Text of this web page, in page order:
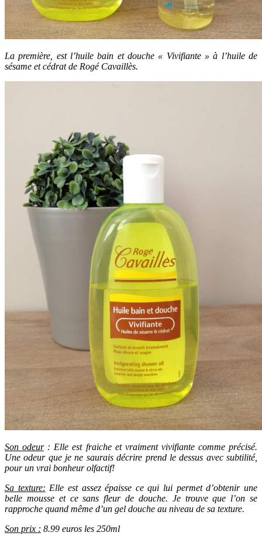
La première, est l’huile bain et douche « Vivifiante » à l’huile de
sésame et cédrat de Rogé Cavaillès.
Son odeur: Elle est fraiche et vraiment vivifiante comme précisé.
Une odeur que je ne saurais décrire prend le dessus avec subtilité,
pour un vrai bonheur olfactif!
Sa texture: Elle est assez épaisse ce qui lui permet d’obtenir une
belle mousse et ce sans fleur de douche. Je trouve que l’on se
rapproche quand même d’un gel douche au niveau de sa texture.
Son prix : 8.99 euros les 250ml